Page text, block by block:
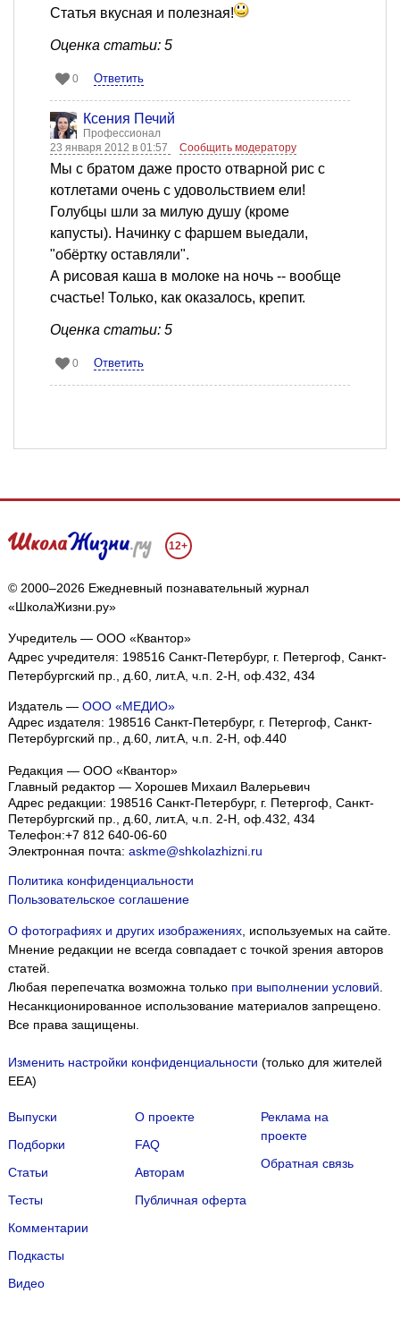
Статья вкусная и полезная!
Оценка статьи: 5
0 Ответить
Ксения Печий
Профессионал
23 января 2012 в 01:57
Сообщить модератору
Мы с братом даже просто отварной рис с
котлетами очень с удовольствием ели!
Голубцы шли за милую душу (кроме
капусты). Начинку с фаршем выедали,
"обёртку оставляли".
А рисовая каша в молоке на ночь -- вообще
счастье! Только, как оказалось, крепит.
Оценка статьи: 5
0 Ответить
12+
© 2000–2026 Ежедневный познавательный журнал
«ШколаЖизни.ру»
Учредитель — ООО «Квантор»
Адрес учредителя: 198516 Санкт-Петербург, г. Петергоф, Санкт-
Петербургский пр., д.60, лит.А, ч.п. 2-Н, оф.432, 434
Издатель — ООО «МЕДИО»
Адрес издателя: 198516 Санкт-Петербург, г. Петергоф, Санкт-
Петербургский пр., д.60, лит.А, ч.п. 2-Н, оф.440
Редакция — ООО «Квантор»
Главный редактор — Хорошев Михаил Валерьевич
Адрес редакции: 198516 Санкт-Петербург, г. Петергоф Санкт-
Петербургский пр., д.60, лит.А, ч.п. 2-Н, оф.432, 434
Телефон:+7 812 640-06-60
Электронная почта: askme@shkolazhizni.ru
Политика конфиденциальности
Пользовательское соглашение
О фотографиях и других изображениях, используемых на сайте.
Мнение редакции не всегда совпадает с точкой зрения авторов
статей.
Любая перепечатка возможна только при выполнении условий
Несанкционированное использование материалов запрещено.
Все права защищены.
Изменить настройки конфиденциальности (только для жителей
EEA)
Выпуски
Подборки
Статьи
Тесты
Комментарии
Подкасты
Видео
О проекте
FAQ
Авторам
Публичная оферта
Реклама на
проекте
Обратная связь